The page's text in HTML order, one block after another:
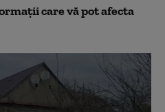
care vă pot afecta